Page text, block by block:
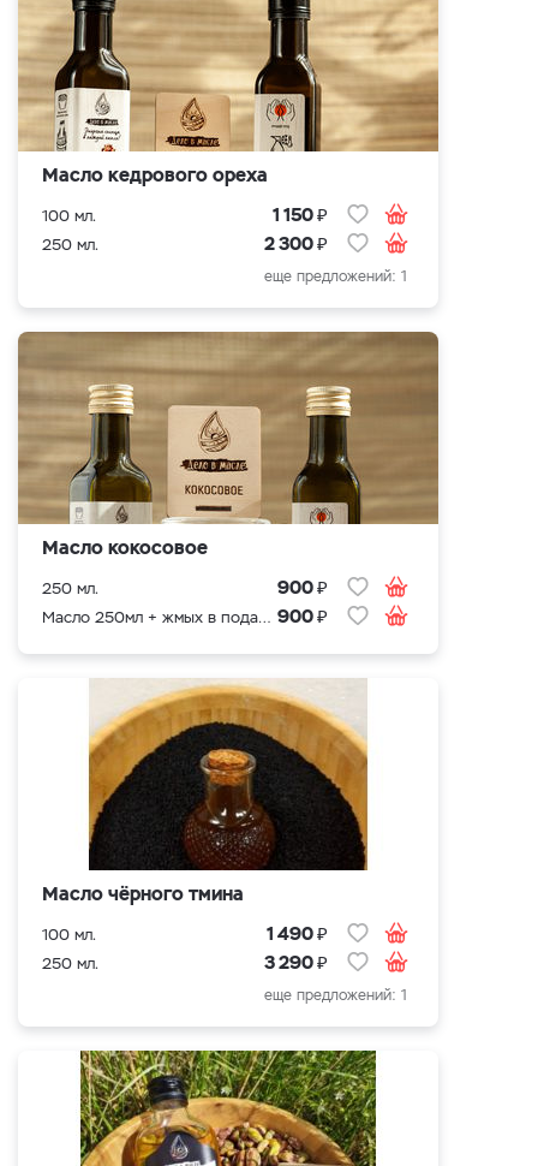
Масло кедрового ореха
100 мл. 1 150₽
250 мл. 2 300₽
еще предложений: 1
Масло кокосовое
250 мл. 900₽
Масло 250мл + жмых в подарок 900₽
Масло чёрного тмина
100 мл. 1 490₽
250 мл. 3 290₽
еще предложений: 1